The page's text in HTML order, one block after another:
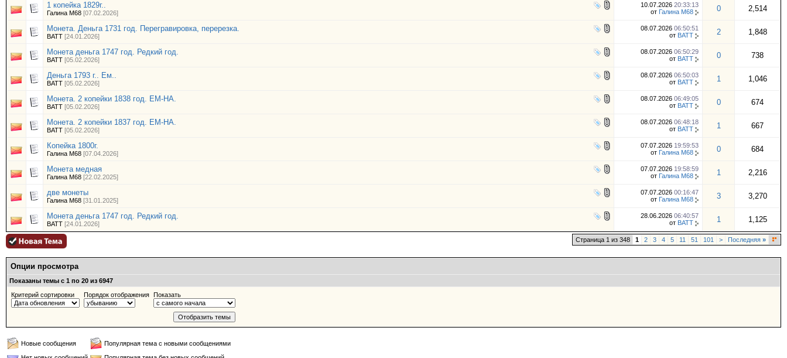
1 копейка 1829г..
Галина М68 [07.02.2026]
10.07.2026 20:33:13
от Галина М68 0 2,514
Монета. Деньга 1731 год. Перегравировка, перерезка.
BATT [24.01.2026]
08.07.2026 06:50:51
от BATT 2 1,848
Монета деньга 1747 год. Редкий год.
BATT [05.02.2026]
08.07.2026 06:50:29
от BATT 0 738
Деньга 1793 г.. Ем..
BATT [05.02.2026]
08.07.2026 06:50:03
от BATT 1 1,046
Монета. 2 копейки 1838 год. ЕМ-НА.
BATT [05.02.2026]
08.07.2026 06:49:05
от BATT 0 674
Монета. 2 копейки 1837 год. ЕМ-НА.
BATT [05.02.2026]
08.07.2026 06:48:18
от BATT 1 667
Копейка 1800г.
Галина М68 [07.04.2026]
07.07.2026 19:59:53
от Галина М68 0 684
Монета медная
Галина М68 [22.02.2025]
07.07.2026 19:58:59
от Галина М68 1 2,216
две монеты
Галина М68 [31.01.2025]
07.07.2026 00:16:47
от Галина М68 3 3,270
Монета деньга 1747 год. Редкий год.
BATT [24.01.2026]
28.06.2026 06:40:57
от BATT 1 1,125
Страница 1 из 348 1 2 3 4 5 11 51 101 > Последняя »
Опции просмотра
Показаны темы с 1 по 20 из 6947
Критерий сортировки
Порядок отображения Показать
Новые сообщения
Популярная тема с новыми сообщениями